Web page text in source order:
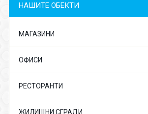
НАШИТЕ ОБЕКТИ
МАГАЗИНИ
ОФИСИ
РЕСТОРАНТИ
ЖИЛИЩНИ СГРАДИ